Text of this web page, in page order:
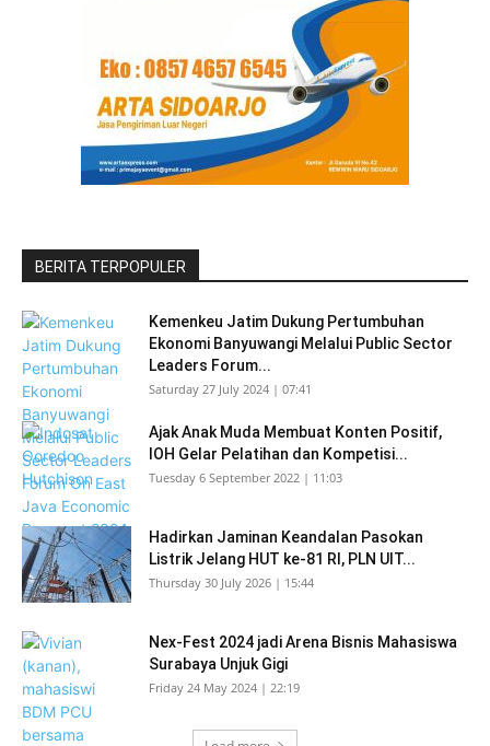
BERITA TERPOPULER
Kemenkeu Jatim Dukung Pertumbuhan
Ekonomi Banyuwangi Melalui Public Sector
Leaders Forum...
Saturday 27 July 2024 | 07:41
Ajak Anak Muda Membuat Konten Positif,
IOH Gelar Pelatihan dan Kompetisi...
Tuesday 6 September 2022 | 11:03
Hadirkan Jaminan Keandalan Pasokan
Listrik Jelang HUT ke-81 RI, PLN UIT...
Thursday 30 July 2026 | 15:44
Nex-Fest 2024 jadi Arena Bisnis Mahasiswa
Surabaya Unjuk Gigi
Friday 24 May 2024 | 22:19